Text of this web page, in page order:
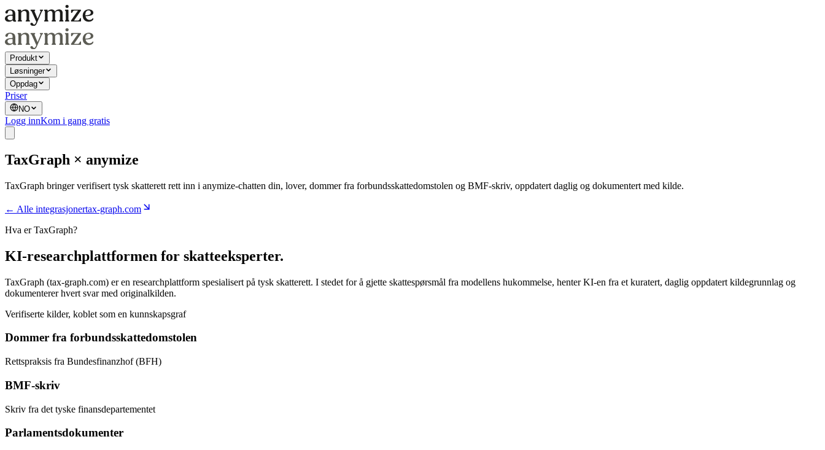
Produkt
Løsninger
Oppdag
Priser
NO
Logg innKom i gang gratis
TaxGraph × anymize
TaxGraph bringer verifisert tysk skatterett rett inn i anymize-chatten din, lover, dommer fra forbundsskattedomstolen og BMF-skriv, oppdatert daglig og dokumentert med kilde.
← Alle integrasjonertax-graph.com
Hva er TaxGraph?
KI-researchplattformen for skatteeksperter.
TaxGraph (tax-graph.com) er en researchplattform spesialisert på tysk skatterett. I stedet for å gjette skattespørsmål fra modellens hukommelse, henter KI-en fra et kuratert, daglig oppdatert kildegrunnlag og
dokumenterer hvert svar med originalkilden.
Verifiserte kilder, koblet som en kunnskapsgraf
Dommer fra forbundsskattedomstolen
Rettspraksis fra Bundesfinanzhof (BFH)
BMF-skriv
Skriv fra det tyske finansdepartementet
Parlamentsdokumenter